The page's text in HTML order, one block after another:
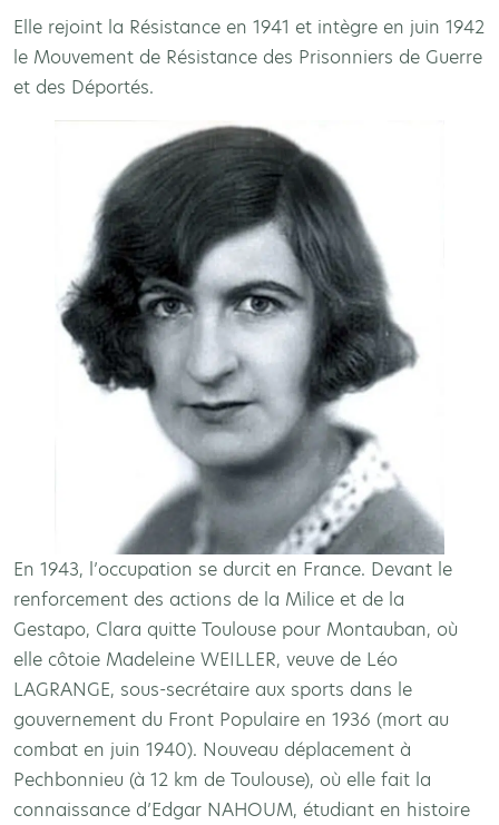
Elle rejoint la Résistance en 1941 et intègre en juin 1942
le Mouvement de Résistance des Prisonniers de Guerre
et des Déportés.
En 1943, l’occupation se durcit en France. Devant le
renforcement des actions de la Milice et de la
Gestapo, Clara quitte Toulouse pour Montauban, où
elle côtoie Madeleine WEILLER, veuve de Léo
LAGRANGE, sous-secrétaire aux sports dans le
gouvernement du Front Populaire en 1936 (mort au
combat en juin 1940). Nouveau déplacement à
Pechbonnieu (à 12 km de Toulouse), où elle fait la
connaissance d’Edgar NAHOUM, étudiant en histoire